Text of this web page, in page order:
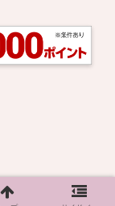
グ.